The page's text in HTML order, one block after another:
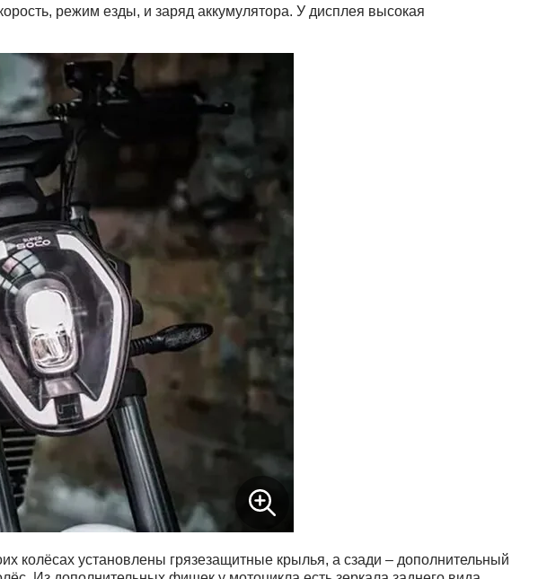
режим езды, и заряд аккумулятора. У дисплея высокая
колёсах установлены грязезащитные крылья, а сзади – дополнительный